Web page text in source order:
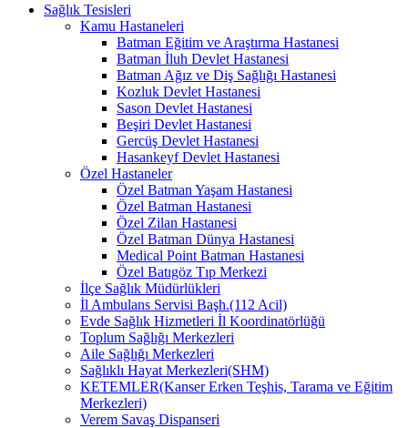
Sağlık Tesisleri
Kamu Hastaneleri
Batman Eğitim ve Araştırma Hastanesi
Batman İluh Devlet Hastanesi
Batman Ağız ve Diş Sağlığı Hastanesi
Kozluk Devlet Hastanesi
Sason Devlet Hastanesi
Beşiri Devlet Hastanesi
Gercüş Devlet Hastanesi
Hasankeyf Devlet Hastanesi
Özel Hastaneler
Özel Batman Yaşam Hastanesi
Özel Batman Hastanesi
Özel Zilan Hastanesi
Özel Batman Dünya Hastanesi
Medical Point Batman Hastanesi
Özel Batıgöz Tıp Merkezi
İlçe Sağlık Müdürlükleri
İl Ambulans Servisi Başh.(112 Acil)
Evde Sağlık Hizmetleri İl Koordinatörlüğü
Toplum Sağlığı Merkezleri
Aile Sağlığı Merkezleri
Sağlıklı Hayat Merkezleri(SHM)
KETEMLER(Kanser Erken Teşhis, Tarama ve Eğitim
Merkezleri)
Verem Savaş Dispanseri